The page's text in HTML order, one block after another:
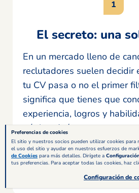
El secreto: una
En un mercado lleno de
reclutadores suelen decidir
tu CV pasa o no el primer
significa que tienes que
experiencia, logros y
página. Así es: una cara,
Hacerlo más largo solo te
pase directo a la papelera.
Preferencias de cookies
El sitio y nuestros socios pueden utilizar cookies para
el uso del sitio y ayudar en nuestros esfuerzos de
de Cookies para más detalles. Dirígete a
tus preferencias. Para aceptar todas las cookies, haz
Configuración de